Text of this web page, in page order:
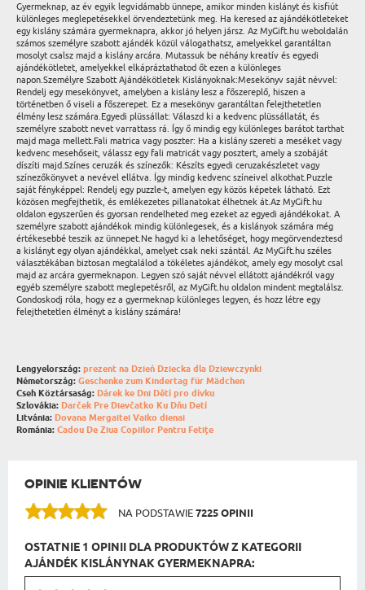
Gyermeknap, az év egyik legvidámabb ünnepe, amikor minden kislányt és kisfiút
különleges meglepetésekkel örvendeztetünk meg. Ha keresed az ajándékötleteket
egy kislány számára gyermeknapra, akkor jó helyen jársz. Az MyGift.hu weboldalán
számos személyre szabott ajándék közül válogathatsz, amelyekkel garantáltan
mosolyt csalsz majd a kislány arcára. Mutassuk be néhány kreatív és egyedi
ajándékötletet, amelyekkel elkápráztathatod őt ezen a különleges
napon.Személyre Szabott Ajándékötletek Kislányoknak:Mesekönyv saját névvel:
Rendelj egy mesekönyvet, amelyben a kislány lesz a főszereplő, hiszen a
történetben ő viseli a főszerepet. Ez a mesekönyv garantáltan felejthetetlen
élmény lesz számára.Egyedi plüssállat: Válaszd ki a kedvenc plüssállatát, és
személyre szabott nevet varrattass rá. Így ő mindig egy különleges barátot tarthat
majd maga mellett.Fali matrica vagy poszter: Ha a kislány szereti a meséket vagy
kedvenc mesehőseit, válassz egy fali matricát vagy posztert, amely a szobáját
díszíti majd.Színes ceruzák és színezők: Készíts egyedi ceruzakészletet vagy
színezőkönyvet a nevével ellátva. Így mindig kedvenc színeivel alkothat.Puzzle
saját fényképpel: Rendelj egy puzzle-t, amelyen egy közös képetek látható. Ezt
közösen megfejthetik, és emlékezetes pillanatokat élhetnek át.Az MyGift.hu
oldalon egyszerűen és gyorsan rendelheted meg ezeket az egyedi ajándékokat. A
személyre szabott ajándékok mindig különlegesek, és a kislányok számára még
értékesebbé teszik az ünnepet.Ne hagyd ki a lehetőséget, hogy megörvendeztesd
a kislányt egy olyan ajándékkal, amelyet csak neki szántál. Az MyGift.hu széles
választékában biztosan megtalálod a tökéletes ajándékot, amely egy mosolyt csal
majd az arcára gyermeknapon. Legyen szó saját névvel ellátott ajándékról vagy
egyéb személyre szabott meglepetésről, az MyGift.hu oldalon mindent megtalálsz.
Gondoskodj róla, hogy ez a gyermeknap különleges legyen, és hozz létre egy
felejthetetlen élményt a kislány számára!
Lengyelország: prezent na Dzień Dziecka dla Dziewczynki
Németország: Geschenke zum Kindertag für Mädchen
Cseh Köztársaság: Dárek ke Dni Dětí pro dívku
Szlovákia: Darček Pre Dievčatko Ku Dňu Detí
Litvánia: Dovana Mergaitei Vaiko dienai
Románia: Cadou De Ziua Copiilor Pentru Fetițe
OPINIE KLIENTÓW
NA PODSTAWIE7225 OPINII
OSTATNIE 1 OPINII DLA PRODUKTÓW Z KATEGORII
AJÁNDÉK KISLÁNYNAK GYERMEKNAPRA: